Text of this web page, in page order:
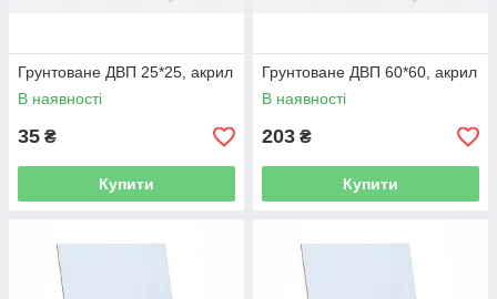
Грунтоване ДВП 25*25, акрил
В наявності
35 ₴
Купити
Грунтоване ДВП 60*60, акрил
В наявності
203 ₴
Купити